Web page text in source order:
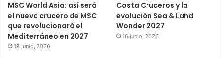
MSC World Asia: así será
el nuevo crucero de MSC
que revolucionará el
Mediterráneo en 2027
19 junio, 2026
Costa Cruceros y la
evolución Sea & Land
Wonder 2027
16 junio, 2026